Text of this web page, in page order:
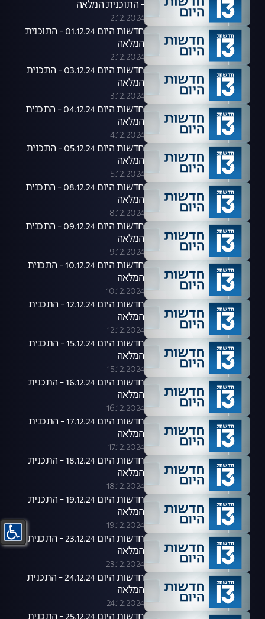
- התוכנית המלאה
2.12.2024
חדשות היום 01.12.24 - התוכנית
המלאה
2.12.2024
חדשות היום 03.12.24 - התכנית
המלאה
3.12.2024
חדשות היום 04.12.24 - התכנית
המלאה
4.12.2024
חדשות היום 05.12.24 - התכנית
המלאה
5.12.2024
חדשות היום 08.12.24 - התכנית
המלאה
8.12.2024
חדשות היום 09.12.24 - התכנית
המלאה
9.12.2024
חדשות היום 10.12.24 - התכנית
המלאה
10.12.2024
חדשות היום 12.12.24 - התכנית
המלאה
12.12.2024
חדשות היום 15.12.24 - התכנית
המלאה
15.12.2024
חדשות היום 16.12.24 - התכנית
המלאה
16.12.2024
חדשות היום 17.12.24 - התכנית
המלאה
17.12.2024
חדשות היום 18.12.24 - התכנית
המלאה
18.12.2024
חדשות היום 19.12.24 - התכנית
המלאה
19.12.2024
חדשות היום 23.12.24 - התכנית
המלאה
23.12.2024
חדשות היום 24.12.24 - התכנית
המלאה
24.12.2024